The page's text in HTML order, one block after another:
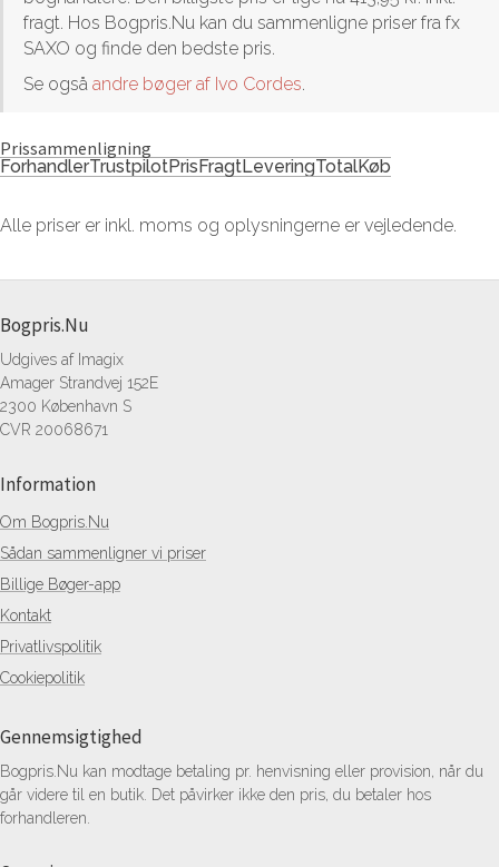
fragt. Hos Bogpris.Nu kan du sammenligne priser fra fx
SAXO og finde den bedste pris.
Se også andre bøger af Ivo Cordes
Prissammenligning
ForhandlerTrustpilotPrisFragtLeveringTotalKøb
Alle priser er inkl. moms og oplysningerne er vejledende.
Bogpris.Nu
Udgives af Imagix
Amager Strandvej 152E
2300 København S
CVR 20068671
Information
Om Bogpris.Nu
Sådan sammenligner vi priser
Billige Bøger-app
Kontakt
Privatlivspolitik
Cookiepolitik
Gennemsigtighed
Bogpris.Nu kan modtage betaling pr. henvisning eller provision, når du
går videre til en butik. Det påvirker ikke den pris, du betaler hos
forhandleren.